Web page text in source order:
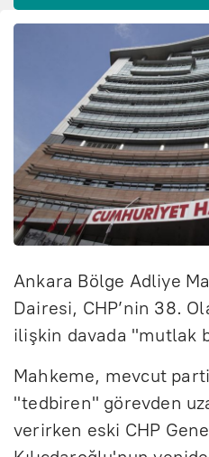
Ankara Bölge Adliye
Dairesi, CHP’nin 38.
ilişkin davada "mutlak
Mahkeme, mevcut
"tedbiren" görevden
verirken eski CHP